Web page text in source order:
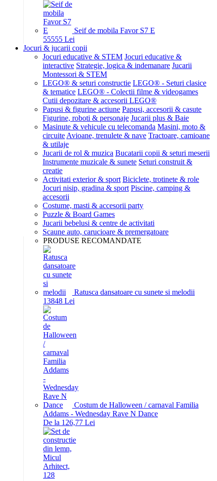
Seif de mobila Favor S7 E
55555 Lei
Jocuri & jucarii copii
Jocuri educative & STEM Jocuri educative &
interactive Strategie, logica & indemanare Jucarii
Montessori & STEM
LEGO® & seturi constructie LEGO® - Seturi clasice
& tematice LEGO® - Colectii filme & videogames
Cutii depozitare & accesorii LEGO®
Papusi & figurine actiune Papusi, accesorii & casute
Figurine, roboti & personaje Jucarii plus & Baie
Masinute & vehicule cu telecomanda Masini, moto &
circuite Avioane, trenulete & nave Tractoare, camioane
& utilaje
Jucarii de rol & muzica Bucatarii copii & seturi meserii
Instrumente muzicale & sunete Seturi construit &
creatie
Activitati exterior & sport Biciclete, trotinete & role
Jocuri nisip, gradina & sport Piscine, camping &
accesorii
Costume, masti & accesorii party
Puzzle & Board Games
Jucarii bebelusi & centre de activitati
Scaune auto, carucioare & premergatoare
PRODUSE RECOMANDATE
Ratusca dansatoare cu sunete si melodii
13848 Lei
Costum de Halloween / carnaval Familia
Addams - Wednesday Rave N Dance
De la 126,77 Lei